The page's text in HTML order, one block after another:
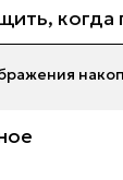
когда